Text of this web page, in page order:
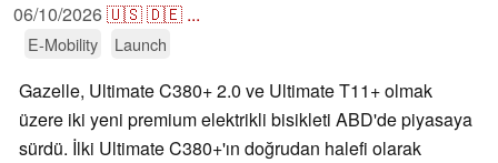
06/10/2026🇺🇸🇩🇪 ...
E-Mobility Launch
Gazelle, Ultimate C380+ 2.0 ve Ultimate T11+ olmak
üzere iki yeni premium elektrikli bisikleti ABD'de piyasaya
sürdü. İlki Ultimate C380+'ın doğrudan halefi olarak